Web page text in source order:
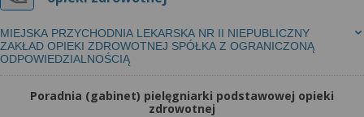
MIEJSKA PRZYCHODNIA LEKARSKA NR II NIEPUBLICZNY
ZAKŁAD OPIEKI ZDROWOTNEJ SPÓŁKA Z OGRANICZONĄ
ODPOWIEDZIALNOŚCIĄ
Poradnia (gabinet) pielęgniarki podstawowej opieki
zdrowotnej